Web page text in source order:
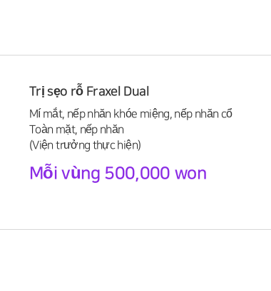
Trị sẹo rỗ Fraxel Dual
Mí mắt, nếp nhăn khóe miệng, nếp nhăn cổ
Toàn mặt, nếp nhăn
(Viện trưởng thực hiện)
Mỗi vùng 500,000 won